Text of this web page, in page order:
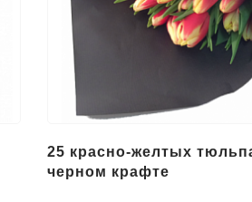
25 красно-желтых
черном крафте